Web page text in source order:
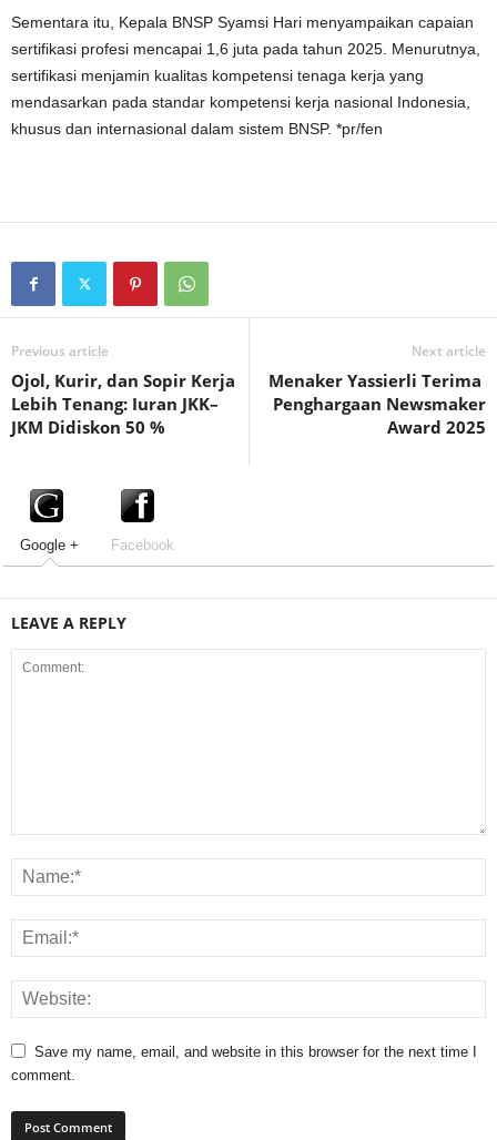
Sementara itu, Kepala BNSP Syamsi Hari menyampaikan capaian
sertifikasi profesi mencapai 1,6 juta pada tahun 2025. Menurutnya,
sertifikasi menjamin kualitas kompetensi tenaga kerja yang
mendasarkan pada standar kompetensi kerja nasional Indonesia,
khusus dan internasional dalam sistem BNSP. *pr/fen
Previous article
Ojol, Kurir, dan Sopir Kerja
Lebih Tenang: Iuran JKK–
JKM Didiskon 50 %
Next article
Menaker Yassierli Terima
Penghargaan Newsmaker
Award 2025
Google + Facebook
LEAVE A REPLY
Save my name, email, and website in this browser for the next time I
comment.